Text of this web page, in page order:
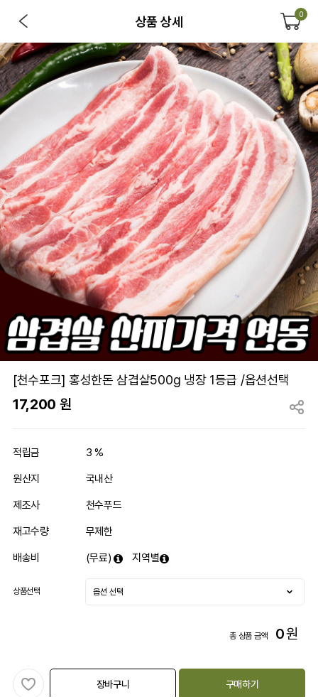
상품 상세 0
[천수포크] 홍성한돈 삼겹살500g 냉장 1등급 /옵션선택
17,200 원
적립금 3 %
원산지 국내산
제조사 천수푸드
재고수량 무제한
배송비 (무료) 지역별
상품선택
총 상품 금액 0원
장바구니 구매하기